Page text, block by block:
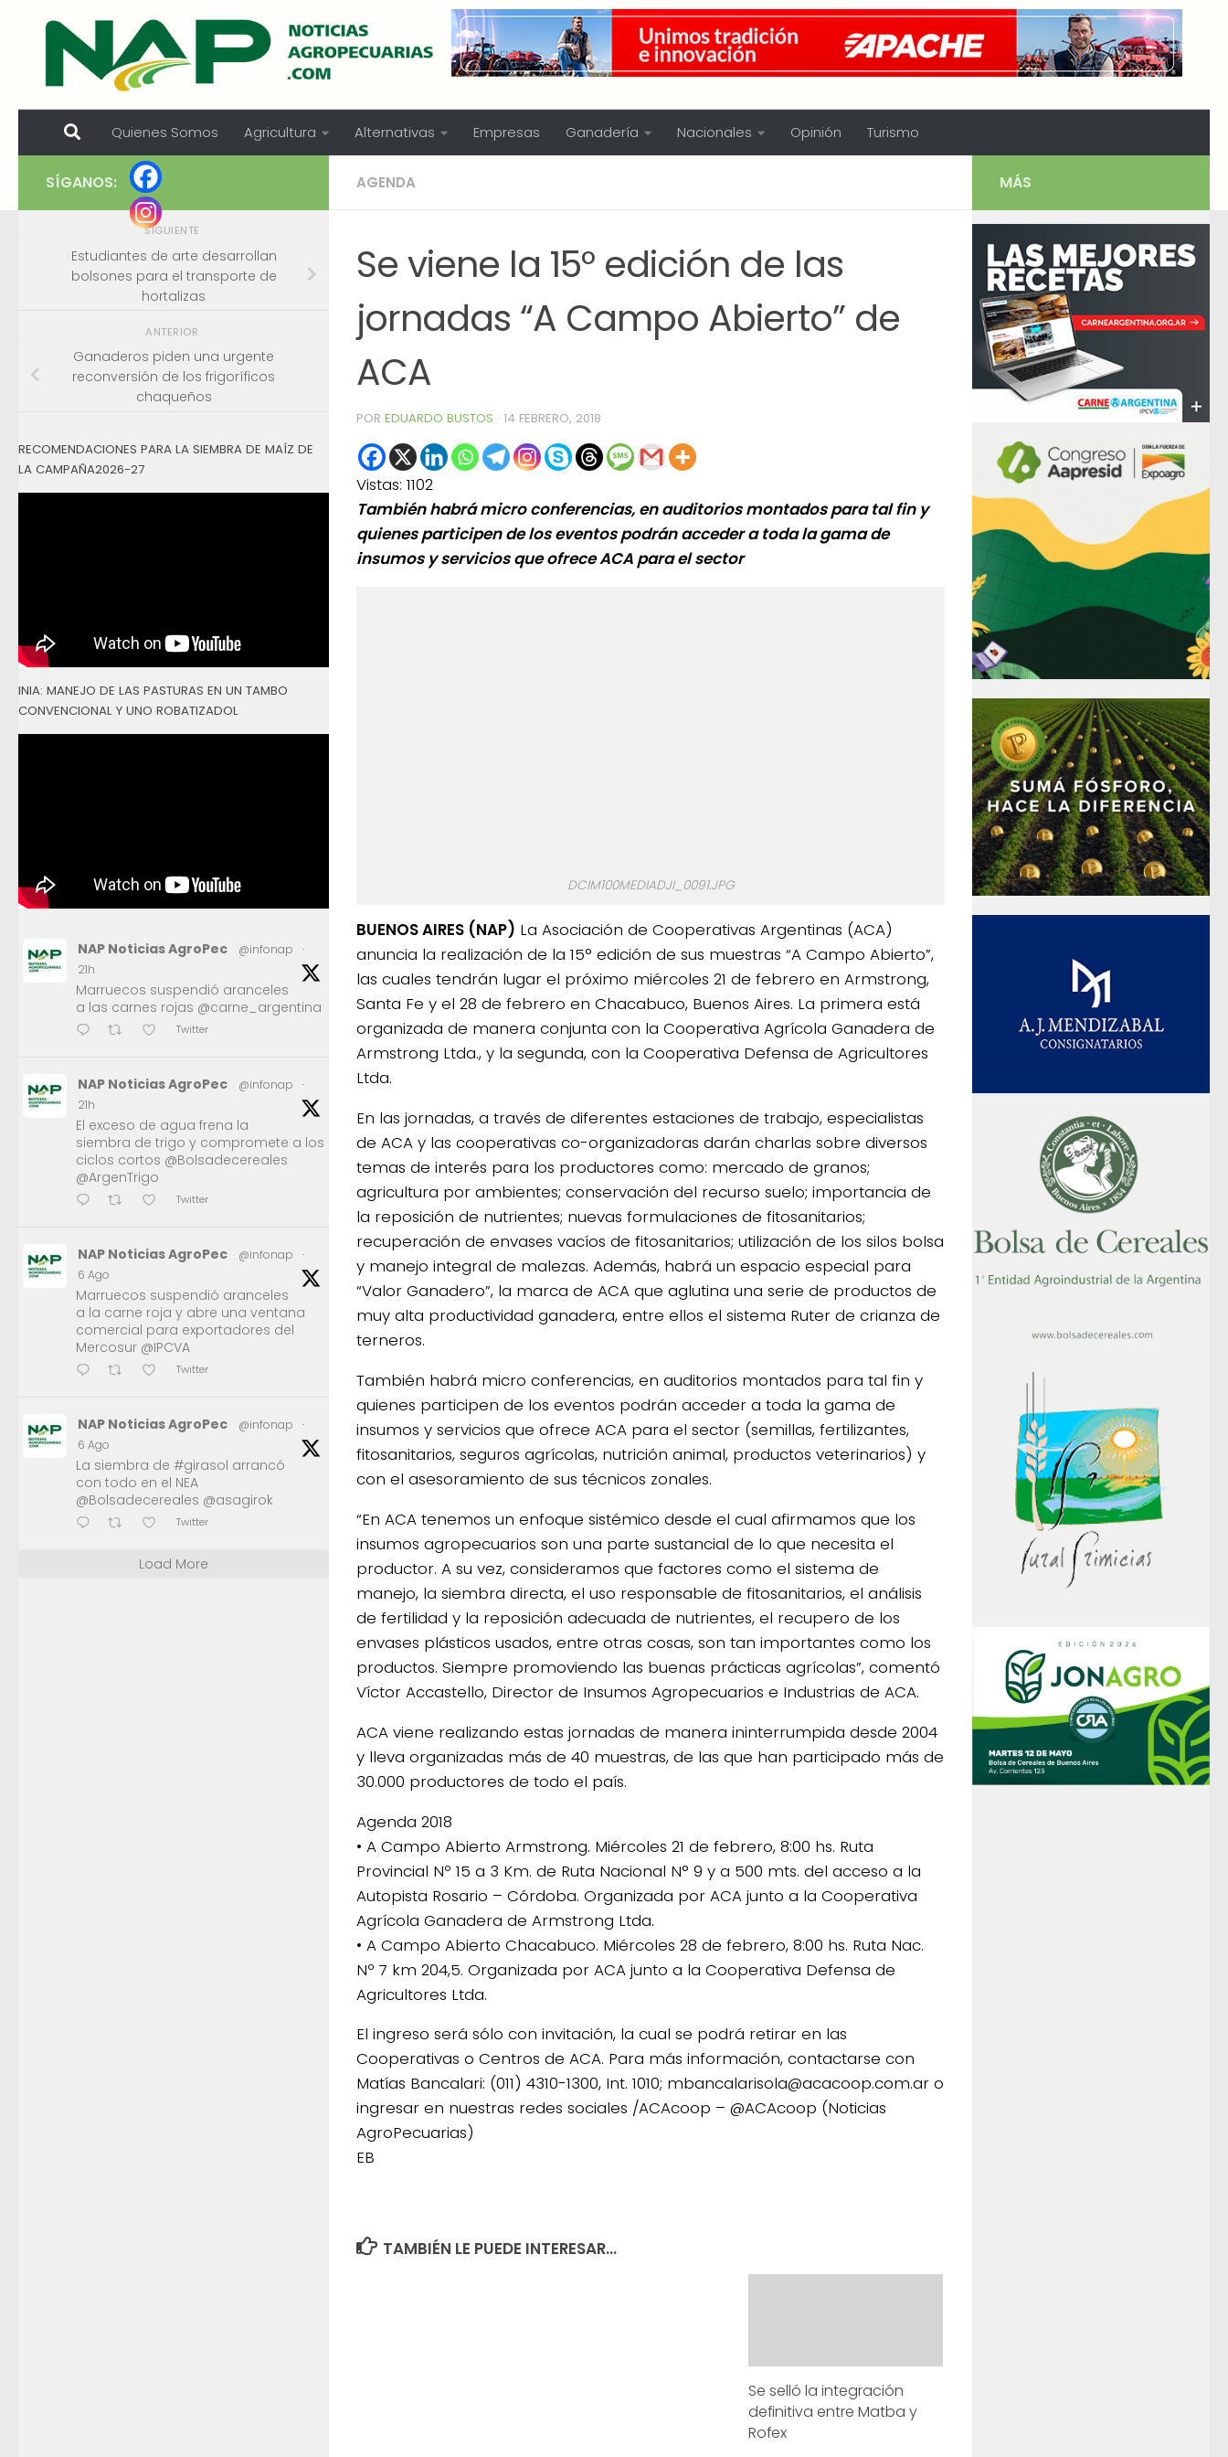
Skip to content
Quienes Somos Agricultura Alternativas Empresas Ganadería Nacionales Opinión Turismo
AGENDA
Se viene la 15° edición de las
jornadas “A Campo Abierto” de
ACA
POR EDUARDO BUSTOS · 14 FEBRERO, 2018
Vistas: 1102
También habrá micro conferencias, en auditorios montados para tal fin y
quienes participen de los eventos podrán acceder a toda la gama de
insumos y servicios que ofrece ACA para el sector
DCIM100MEDIADJI_0091.JPG
BUENOS AIRES (NAP) La Asociación de Cooperativas Argentinas (ACA)
anuncia la realización de la 15° edición de sus muestras “A Campo Abierto”,
las cuales tendrán lugar el próximo miércoles 21 de febrero en Armstrong,
Santa Fe y el 28 de febrero en Chacabuco, Buenos Aires. La primera está
organizada de manera conjunta con la Cooperativa Agrícola Ganadera de
Armstrong Ltda., y la segunda, con la Cooperativa Defensa de Agricultores
Ltda.
En las jornadas, a través de diferentes estaciones de trabajo, especialistas
de ACA y las cooperativas co-organizadoras darán charlas sobre diversos
temas de interés para los productores como: mercado de granos;
agricultura por ambientes; conservación del recurso suelo; importancia de
la reposición de nutrientes; nuevas formulaciones de fitosanitarios;
recuperación de envases vacíos de fitosanitarios; utilización de los silos bolsa
y manejo integral de malezas. Además, habrá un espacio especial para
“Valor Ganadero”, la marca de ACA que aglutina una serie de productos de
muy alta productividad ganadera, entre ellos el sistema Ruter de crianza de
terneros.
También habrá micro conferencias, en auditorios montados para tal fin y
quienes participen de los eventos podrán acceder a toda la gama de
insumos y servicios que ofrece ACA para el sector (semillas, fertilizantes,
fitosanitarios, seguros agrícolas, nutrición animal, productos veterinarios) y
con el asesoramiento de sus técnicos zonales.
“En ACA tenemos un enfoque sistémico desde el cual afirmamos que los
insumos agropecuarios son una parte sustancial de lo que necesita el
productor. A su vez, consideramos que factores como el sistema de
manejo, la siembra directa, el uso responsable de fitosanitarios, el análisis
de fertilidad y la reposición adecuada de nutrientes, el recupero de los
envases plásticos usados, entre otras cosas, son tan importantes como los
productos. Siempre promoviendo las buenas prácticas agrícolas”, comentó
Víctor Accastello, Director de Insumos Agropecuarios e Industrias de ACA.
ACA viene realizando estas jornadas de manera ininterrumpida desde 2004
y lleva organizadas más de 40 muestras, de las que han participado más de
30.000 productores de todo el país.
Agenda 2018
• A Campo Abierto Armstrong. Miércoles 21 de febrero, 8:00 hs. Ruta
Provincial Nº 15 a 3 Km. de Ruta Nacional N° 9 y a 500 mts. del acceso a la
Autopista Rosario – Córdoba. Organizada por ACA junto a la Cooperativa
Agrícola Ganadera de Armstrong Ltda.
• A Campo Abierto Chacabuco. Miércoles 28 de febrero, 8:00 hs. Ruta Nac.
Nº 7 km 204,5. Organizada por ACA junto a la Cooperativa Defensa de
Agricultores Ltda.
El ingreso será sólo con invitación, la cual se podrá retirar en las
Cooperativas o Centros de ACA. Para más información, contactarse con
Matías Bancalari: (011) 4310-1300, Int. 1010; mbancalarisola@acacoop.com.ar o
ingresar en nuestras redes sociales /ACAcoop – @ACAcoop (Noticias
AgroPecuarias)
EB
TAMBIÉN LE PUEDE INTERESAR...
Se selló la integración
definitiva entre Matba y
Rofex
SÍGANOS:
SIGUIENTE
Estudiantes de arte desarrollan
bolsones para el transporte de
hortalizas
ANTERIOR
Ganaderos piden una urgente
reconversión de los frigoríficos
chaqueños
RECOMENDACIONES PARA LA SIEMBRA DE MAÍZ DE
LA CAMPAÑA2026-27
INIA: MANEJO DE LAS PASTURAS EN UN TAMBO
CONVENCIONAL Y UNO ROBATIZADOL
NAP Noticias AgroPec @infonap
·
21h
Marruecos suspendió aranceles
a las carnes rojas @carne_argentina
Twitter
NAP Noticias AgroPec @infonap
·
21h
El exceso de agua frena la
siembra de trigo y compromete a los
ciclos cortos @Bolsadecereales
@ArgenTrigo
Twitter
NAP Noticias AgroPec @infonap
·
6 Ago
Marruecos suspendió aranceles
a la carne roja y abre una ventana
comercial para exportadores del
Mercosur @IPCVA
Twitter
NAP Noticias AgroPec @infonap
·
6 Ago
La siembra de #girasol arrancó
con todo en el NEA
@Bolsadecereales @asagirok
Twitter
Load More
MÁS